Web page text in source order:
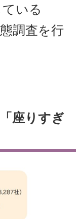
いる
調査を行
座りすぎ